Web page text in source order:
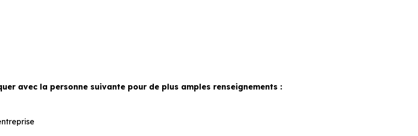
avec la personne suivante pour de plus amples renseignements :